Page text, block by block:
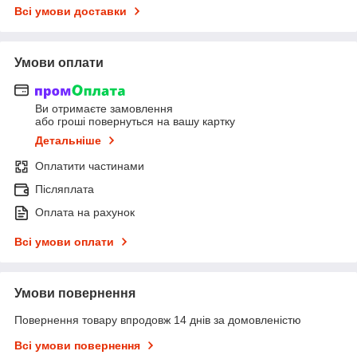
Всі умови доставки
Умови оплати
Ви отримаєте замовлення
або гроші повернуться на вашу картку
Детальніше
Оплатити частинами
Післяплата
Оплата на рахунок
Всі умови оплати
Умови повернення
Повернення товару впродовж 14 днів за домовленістю
Всі умови повернення